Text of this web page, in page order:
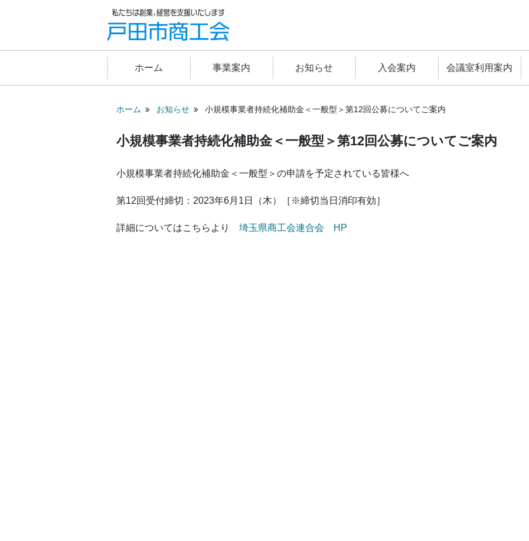
ホーム 事業案内 お知らせ 入会案内 会議室利用案内
ホーム お知らせ 小規模事業者持続化補助金＜一般型＞第12回公募についてご案内
小規模事業者持続化補助金＜一般型＞第12回公募についてご案内
小規模事業者持続化補助金＜一般型＞の申請を予定されている皆様へ
第12回受付締切：2023年6月1日（木）［※締切当日消印有効］
詳細についてはこちらより 埼玉県商工会連合会 HP